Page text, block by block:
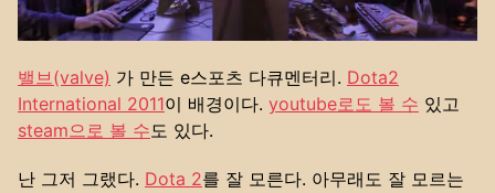
밸브(valve) 가 만든 e스포츠 다큐멘터리. Dota2
International 2011이 배경이다. youtube로도 볼 수 있고
steam으로 볼 수 도 있다.
난 그저 그랬다. Dota 2를 잘 모른다. 아무래도 잘 모르는